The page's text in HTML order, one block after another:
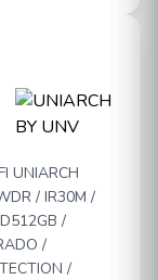
P2A-
UNIARCH
/ IR30M /
/
/
/